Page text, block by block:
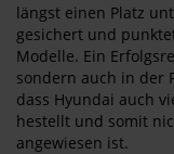
längst einen Platz
gesichert und
Modelle. Ein
sondern auch in der
dass Hyundai auch
hestellt und somit
angewiesen ist.